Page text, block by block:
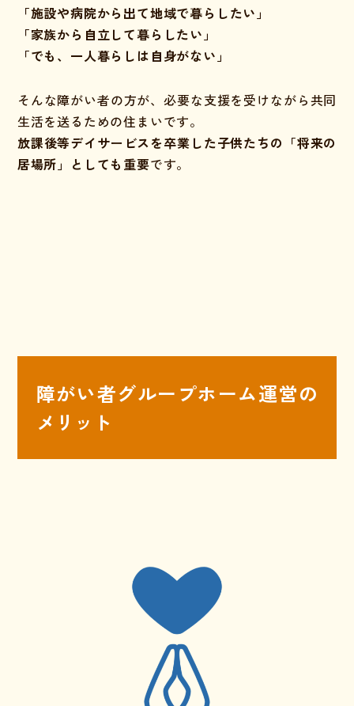
「施設や病院から出て地域で暮らしたい」
「家族から自立して暮らしたい」
「でも、一人暮らしは自身がない」
そんな障がい者の方が、必要な支援を受けながら共同
生活を送るための住まいです。
放課後等デイサービスを卒業した子供たちの「将来の
居場所」としても重要です。
障がい者グループホーム運営の
メリット